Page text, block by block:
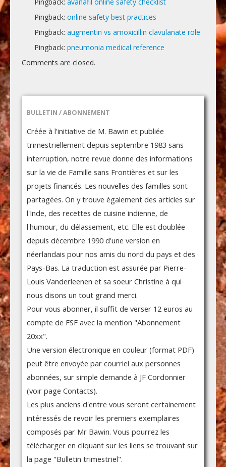
Pingback: online safety best practices
Pingback: augmentin vs amoxicillin clavulanate role
Pingback: pneumonia medical reference
Comments are closed.
BULLETIN / ABONNEMENT
Créée à l'initiative de M. Bawin et publiée
trimestriellement depuis septembre 1983 sans
interruption, notre revue donne des informations
sur la vie de Famille sans Frontières et sur les
projets financés. Les nouvelles des familles sont
partagées. On y trouve également des articles sur
l'Inde, des recettes de cuisine indienne, de
l'humour, du délassement, etc. Elle est doublée
depuis décembre 1990 d'une version en
néerlandais pour nos amis du nord du pays et des
Pays-Bas. La traduction est assurée par Pierre-
Louis Vanderleenen et sa soeur Christine à qui
nous disons un tout grand merci.
Pour vous abonner, il suffit de verser 12 euros au
compte de FSF avec la mention "Abonnement
20xx".
Une version électronique en couleur (format PDF)
peut être envoyée par courriel aux personnes
abonnées, sur simple demande à JF Cordonnier
(voir page Contacts).
Les plus anciens d'entre vous seront certainement
intéressés de revoir les premiers exemplaires
composés par Mr Bawin. Vous pourrez les
télécharger en cliquant sur les liens se trouvant sur
la page "Bulletin trimestriel".